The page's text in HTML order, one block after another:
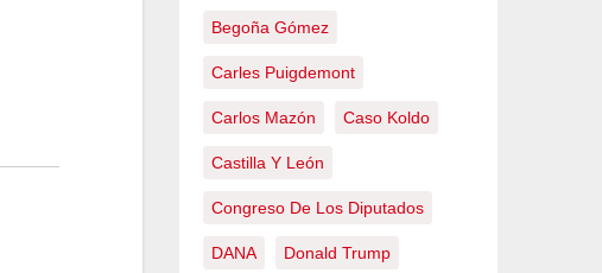
Begoña Gómez
Carles Puigdemont
Carlos Mazón Caso Koldo
Castilla Y León
Congreso De Los Diputados
DANA Donald Trump